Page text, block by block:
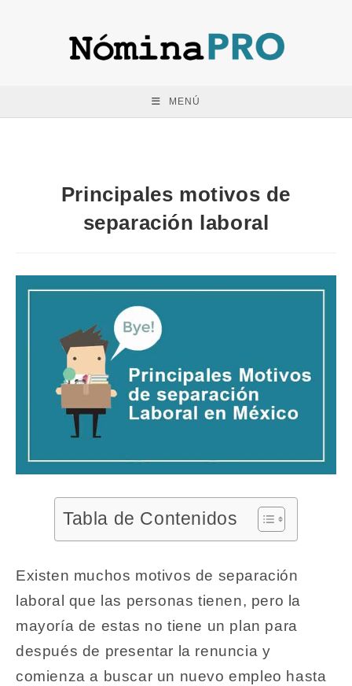
MENÚ
Principales motivos de
separación laboral
Tabla de Contenidos
Existen muchos motivos de separación
laboral que las personas tienen, pero la
mayoría de estas no tiene un plan para
después de presentar la renuncia y
comienza a buscar un nuevo empleo hasta